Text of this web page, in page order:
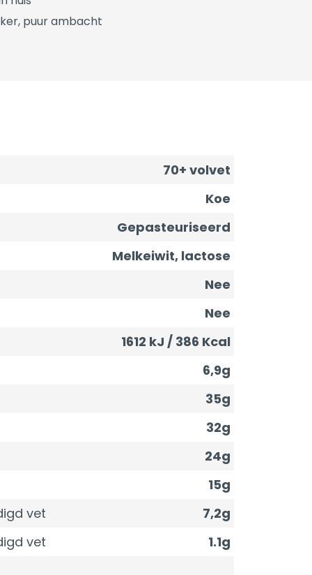
puur ambacht
70+ volvet
Koe
Gepasteuriseerd
Melkeiwit, lactose
Nee
Nee
1612 kJ / 386 Kcal
6,9g
35g
32g
24g
15g
vet
7,2g
vet
1.1g